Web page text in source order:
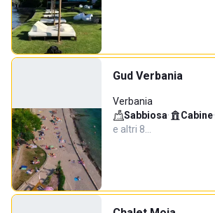
Gud Verbania
Verbania
Sabbiosa· Cabine·
e altri 8…